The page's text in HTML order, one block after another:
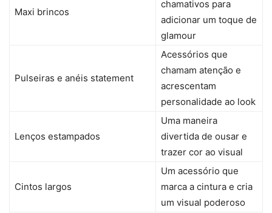
Maxi brincos
chamativos para
adicionar um toque de
glamour
Pulseiras e anéis statement
Acessórios que
chamam atenção e
acrescentam
personalidade ao look
Lenços estampados
Uma maneira
divertida de ousar e
trazer cor ao visual
Cintos largos
Um acessório que
marca a cintura e cria
um visual poderoso